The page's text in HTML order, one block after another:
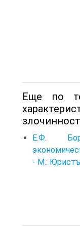
Еще по
Е.Ф.
- М.: